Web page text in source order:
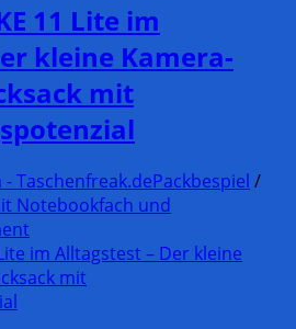
11 Lite im
kleine Kamera-
mit
Taschenfreak.dePackbespiel /
Notebookfach und